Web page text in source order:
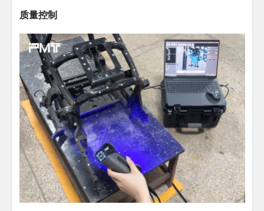
质量控制